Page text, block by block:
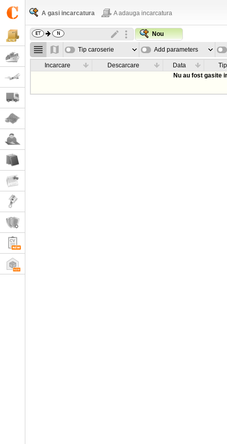
A gasi incarcatura A adauga incarcatura
Nou
Tip caroserie Add parameters
Incarcare Descarcare Data
Nu au fost gasite